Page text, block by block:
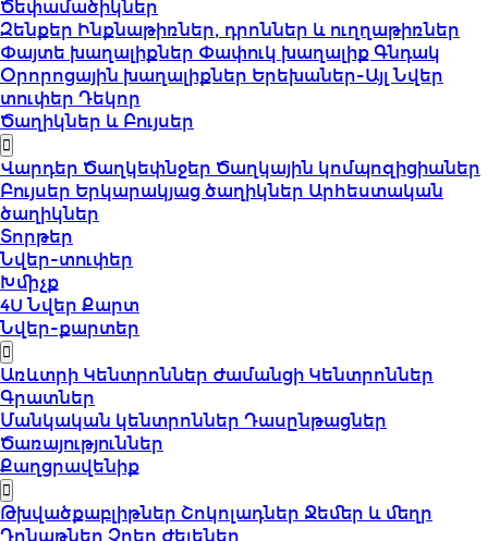
Ծեփամածիկներ
Զենքեր Ինքնաթիռներ, դրոններ և ուղղաթիռներ
Փայտե խաղալիքներ Փափուկ խաղալիքԳնդակ
Օրորոցային խաղալիքներ Երեխաներ-ԱյլՆվեր
տուփեր Դեկոր
Ծաղիկներ և Բույսեր
Վարդեր Ծաղկեփնջեր Ծաղկային կոմպոզիցիաներ
Բույսեր Երկարակյաց ծաղիկներ Արհեստական
ծաղիկներ
Տորթեր
Նվեր-տուփեր
Խմիչք
4U Նվեր Քարտ
Նվեր-քարտեր
Առևտրի Կենտրոններ Ժամանցի Կենտրոններ
Գրատներ
Մանկական կենտրոններ Դասընթացներ
Ծառայություններ
Քաղցրավենիք
Թխվածքաբլիթներ Շոկոլադներ Ջեմեր և մեղր
Դոնաթներ Չրեր Ժելեներ